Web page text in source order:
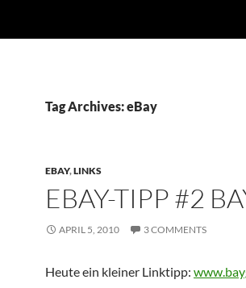
Tag Archives: eBay
EBAY,LINKS
EBAY-TIPP #2
APRIL 5, 2010 3 COMMENTS
Heute ein kleiner Linktipp: